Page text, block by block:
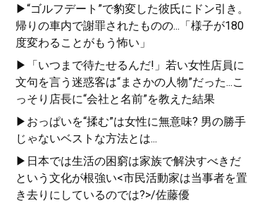
▶“ゴルフデート”で豹変した彼氏にドン引き。
帰りの車内で謝罪されたものの...「様子が180
度変わることがもう怖い」
▶「いつまで待たせるんだ!」若い女性店員に
文句を言う迷惑客は“まさかの人物”だった...こ
っそり店長に“会社と名前”を教えた結果
▶おっぱいを“揉む”は女性に無意味? 男の勝手
じゃないベストな方法とは...
▶日本では生活の困窮は家族で解決すべきだ
という文化が根強い<市民活動家は当事者を置
き去りにしているのでは?>/佐藤優